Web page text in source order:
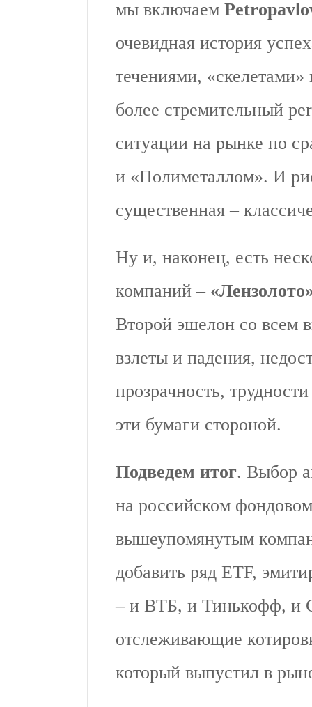
мы включаем
очевидная история
течениями,
более стремительный
ситуации на рынке по
и «Полиметаллом». И
существенная –
Ну и, наконец, есть
компаний –
Второй эшелон со всем
взлеты и падения,
прозрачность,
эти бумаги стороной.
Подведем итог. Выбор
на российском
вышеупомянутым
добавить ряд ETF,
– и ВТБ, и Тинькофф, и
отслеживающие
который выпустил в